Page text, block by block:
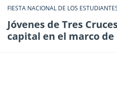
FIESTA NACIONAL DE LOS
Jóvenes de Tres
capital en el marco de